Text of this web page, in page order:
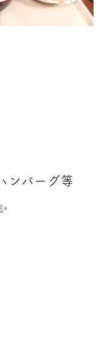
ンバーグ等